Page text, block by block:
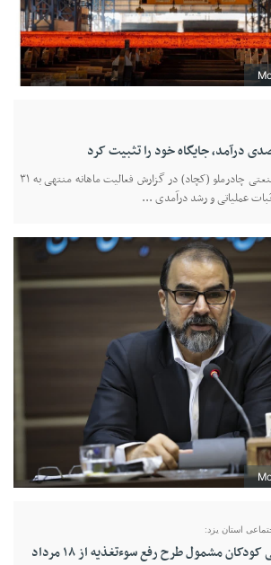
یزدفردا؛ شرکت معدنی و صنعتی چادرملو (کچاد) در گزارش فعالیت ماهانه منتهی به ۳۱
استان یزد:
مشمول طرح رفع سوءتغذیه از ۱۸ مرداد